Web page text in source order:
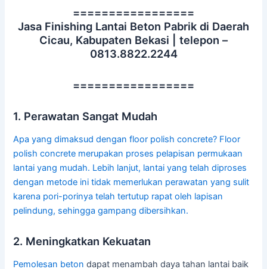
=================
Jasa Finishing Lantai Beton Pabrik di Daerah
Cicau, Kabupaten Bekasi | telepon –
0813.8822.2244
=================
1. Perawatan Sangat Mudah
Apa yang dimaksud dengan floor polish concrete? Floor
polish concrete merupakan proses pelapisan permukaan
lantai yang mudah. Lebih lanjut, lantai yang telah diproses
dengan metode ini tidak memerlukan perawatan yang sulit
karena pori-porinya telah tertutup rapat oleh lapisan
pelindung, sehingga gampang dibersihkan.
2. Meningkatkan Kekuatan
Pemolesan beton dapat menambah daya tahan lantai baik